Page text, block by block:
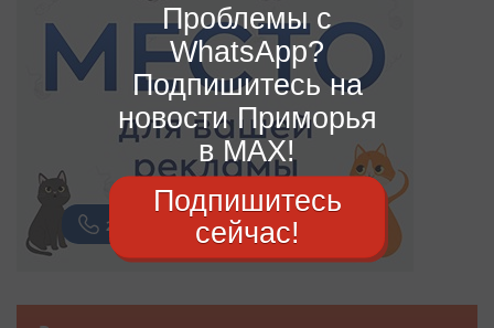
Проблемы с
WhatsApp?
Подпишитесь на
новости Приморья
в MAX!
Подпишитесь
сейчас!